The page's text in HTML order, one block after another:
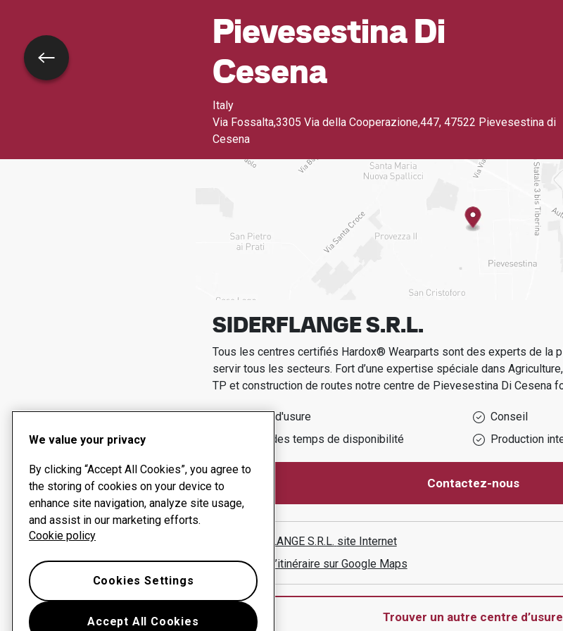
Pievesestina Di
Cesena
Italy
Via Fossalta,3305 Via della Cooperazione,447, 47522 Pievesestina di
Cesena
SIDERFLANGE S.R.L.
Tous les centres certifiés Hardox® Wearparts sont des experts de la
servir tous les secteurs. Fort d’une expertise spéciale dans
TP et construction de routes notre centre de Pievesestina Di Cesena
Produits d'usure
Conseil
Gestion des temps de disponibilité
Production
Contactez-nous
SIDERFLANGE S.R.L. site Internet
Afficher l’itinéraire sur Google Maps
Trouver un autre centre d’usure
Retour
We value your privacy
By clicking “Accept All Cookies”, you agree to
the storing of cookies on your device to
enhance site navigation, analyze site usage,
and assist in our marketing efforts.
Cookie policy
Accept All Cookies
Cookies Settings